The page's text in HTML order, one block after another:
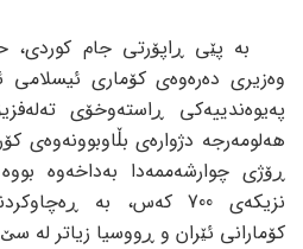
بە پێی ڕاپۆرتی جام کوردی،
وەزیری دەرەوەی کۆماری
پەیوەندییەکی ڕاستەوخۆی
هەلومەرجە دژوارەی بڵاوبوونەوەی
ڕۆژی چوارشەممەدا بەداخەوە
نزیکەی 700 کەس، بە
کۆمارانی ئێران و ڕووسیا زیاتر لە